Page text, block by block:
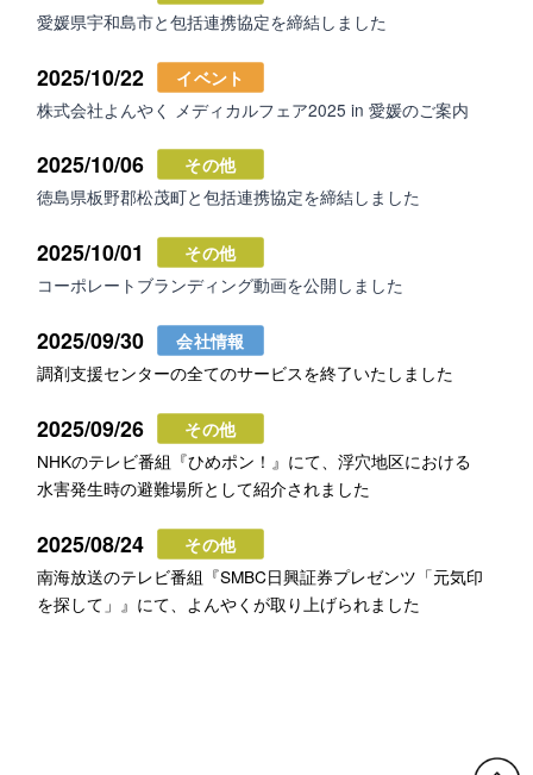
愛媛県宇和島市と包括連携協定を締結しました
2025/10/22
イベント
株式会社よんやく メディカルフェア2025 in 愛媛のご案内
2025/10/06
その他
徳島県板野郡松茂町と包括連携協定を締結しました
2025/10/01
その他
コーポレートブランディング動画を公開しました
2025/09/30
会社情報
調剤支援センターの全てのサービスを終了いたしました
2025/09/26
その他
NHKのテレビ番組『ひめポン！』にて、浮穴地区における
水害発生時の避難場所として紹介されました
2025/08/24
その他
南海放送のテレビ番組『SMBC日興証券プレゼンツ「元気印
を探して」』にて、よんやくが取り上げられました